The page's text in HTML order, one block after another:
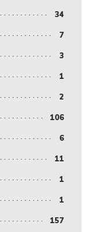
34
7
3
1
2
106
6
11
1
1
157